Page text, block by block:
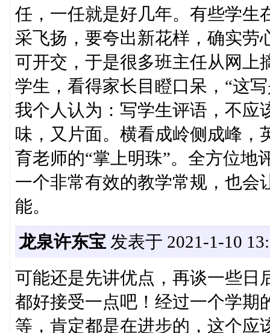
任，一任就是好几年。有些学生
采飞扬，要夸出新花样，确实劳
可开交，于是很多班主任从网上
学生，看得家长目瞪口呆，“这
我个人认为：写学生评语，不应
味，又片面。横看成岭侧成峰，
育老师的“掌上明珠”。全方位地
一个非常有效的教学常规，也会
能。
龙泉许东宝 发表于 2021-1-10
可能还是先讲优点，再谈一些日
都好接受一点吧！经过一个学期
等，肯定都是在进步的，这个应